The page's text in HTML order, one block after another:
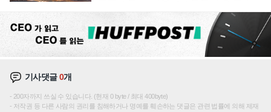
기사댓글0개
200자까지 쓰실 수 있습니다. (현재 0 byte / 최대 400byte)
저작권 등 다른 사람의 권리를 침해하거나 명예를 훼손하는 댓글은 관련 법률에 의해 제재